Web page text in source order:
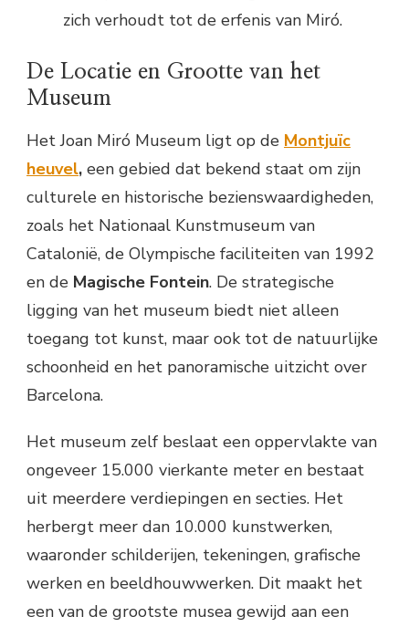
zich verhoudt tot de erfenis van Miró.
De Locatie en Grootte van het
Museum
Het Joan Miró Museum ligt op de Montjuïc
heuvel, een gebied dat bekend staat om zijn
culturele en historische bezienswaardigheden,
zoals het Nationaal Kunstmuseum van
Catalonië, de Olympische faciliteiten van 1992
en de Magische Fontein. De strategische
ligging van het museum biedt niet alleen
toegang tot kunst, maar ook tot de natuurlijke
schoonheid en het panoramische uitzicht over
Barcelona.
Het museum zelf beslaat een oppervlakte van
ongeveer 15.000 vierkante meter en bestaat
uit meerdere verdiepingen en secties. Het
herbergt meer dan 10.000 kunstwerken,
waaronder schilderijen, tekeningen, grafische
werken en beeldhouwwerken. Dit maakt het
een van de grootste musea gewijd aan een